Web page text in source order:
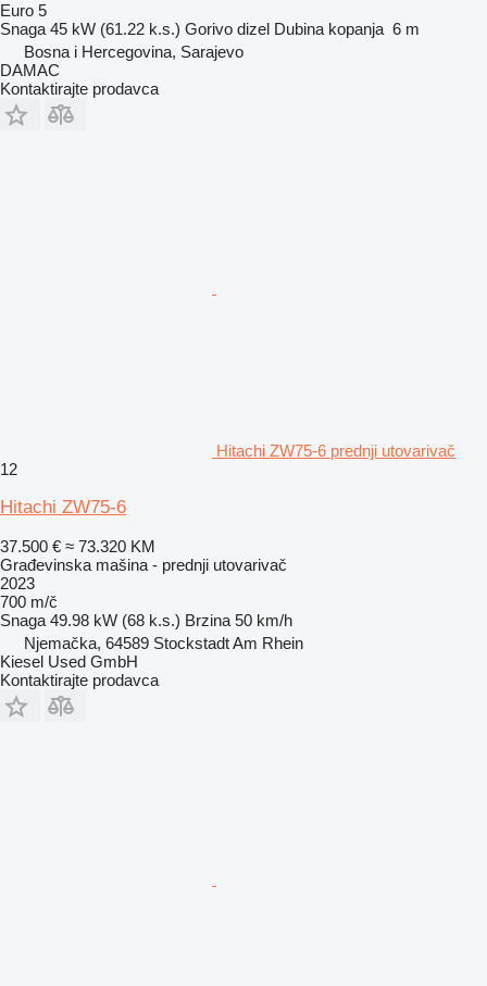
Euro 5
Snaga 45 kW (61.22 k.s.) Gorivo dizel Dubina kopanja 6 m
Bosna i Hercegovina, Sarajevo
DAMAC
Kontaktirajte prodavca
Hitachi ZW75-6 prednji utovarivač
12
Hitachi ZW75-6
37.500 € ≈ 73.320 KM
Građevinska mašina - prednji utovarivač
2023
700 m/č
Snaga 49.98 kW (68 k.s.) Brzina 50 km/h
Njemačka, 64589 Stockstadt Am Rhein
Kiesel Used GmbH
Kontaktirajte prodavca